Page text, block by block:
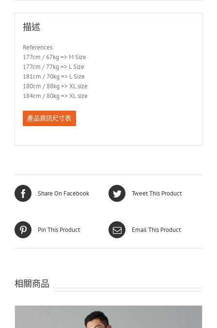
描述
References:
177cm / 67kg => M Size
177cm / 77kg => L Size
181cm / 70kg => L Size
180cm / 88kg => XL size
184cm / 80kg => XL size
產品資訊尺寸表
Share On Facebook Tweet This Product
Pin This Product Email This Product
相關商品